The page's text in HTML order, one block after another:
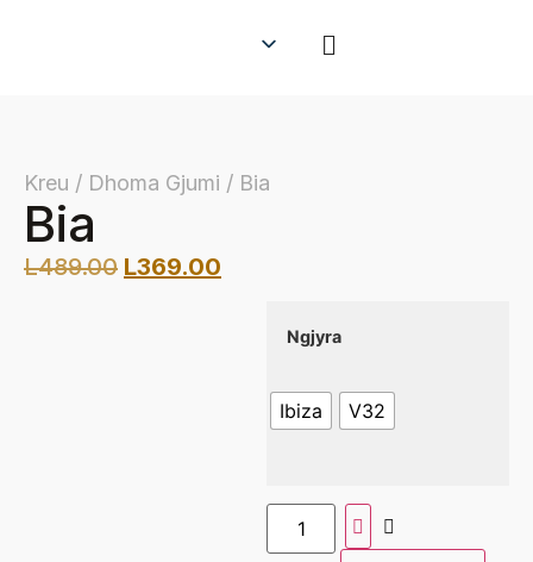
Kreu / Dhoma Gjumi / Bia
Bia
L489.00 L369.00
Ngjyra
Ibiza V32